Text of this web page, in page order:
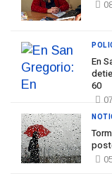
En
60